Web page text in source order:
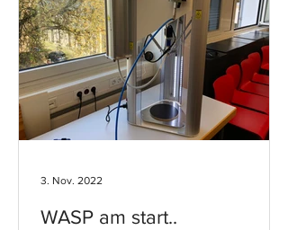
WASP am start..
3. Nov. 2022